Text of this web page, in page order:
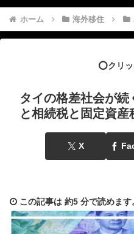
ホーム 海外移住
⭕️クリ
タイの格差社会が
と相続税と固定資産
X
この記事は 約5 分で読めます